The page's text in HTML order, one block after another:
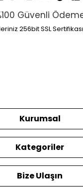
Güvenli
256bit SSL
Kurumsal
Kategoriler
Bize Ulaşın